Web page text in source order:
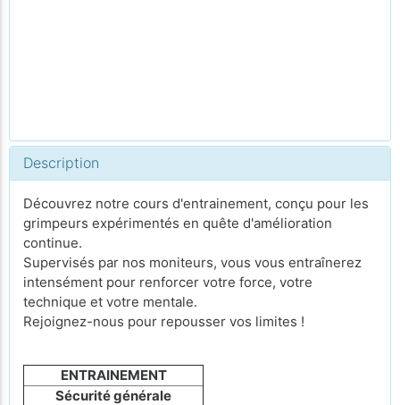
Description
Découvrez notre cours d'entrainement, conçu pour les
grimpeurs expérimentés en quête d'amélioration
continue.
Supervisés par nos moniteurs, vous vous entraînerez
intensément pour renforcer votre force, votre
technique et votre mentale.
Rejoignez-nous pour repousser vos limites !
ENTRAINEMENT
Sécurité générale